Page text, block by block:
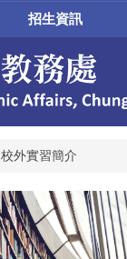
招生資訊
校外實習簡介